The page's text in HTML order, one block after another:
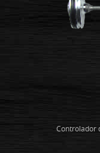
Controlador